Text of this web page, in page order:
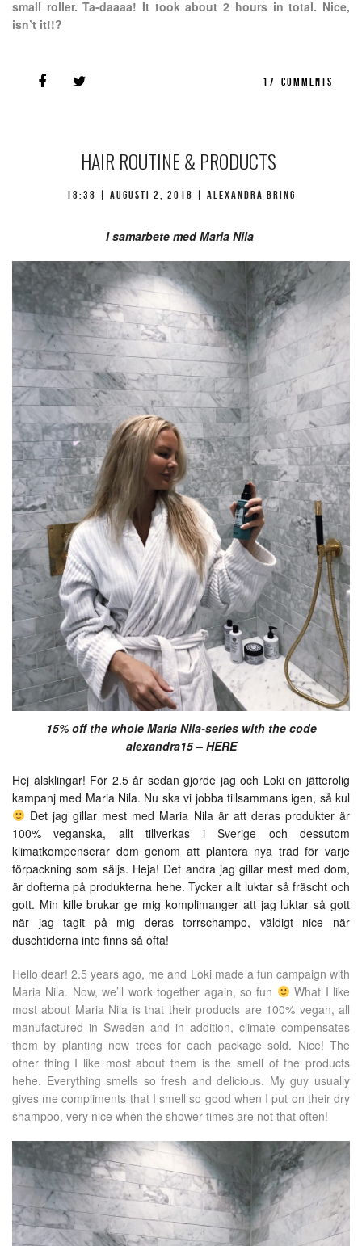
small roller. Ta-daaaa! It took about 2 hours in total. Nice,
isn’t it!!?
17 COMMENTS
HAIR ROUTINE & PRODUCTS
18:38 | augusti 2, 2018 | Alexandra Bring
I samarbete med Maria Nila
15% off the whole Maria Nila-series with the code
alexandra15 – HERE
Hej älsklingar! För 2.5 år sedan gjorde jag och Loki en jätterolig
kampanj med Maria Nila. Nu ska vi jobba tillsammans igen, så kul
Det jag gillar mest med Maria Nila är att deras produkter är
100% veganska, allt tillverkas i Sverige och dessutom
klimatkompenserar dom genom att plantera nya träd för varje
förpackning som säljs. Heja! Det andra jag gillar mest med dom,
är dofterna på produkterna hehe. Tycker allt luktar så fräscht och
gott. Min kille brukar ge mig komplimanger att jag luktar så gott
när jag tagit på mig deras torrschampo, väldigt nice när
duschtiderna inte finns så ofta!
Hello dear! 2.5 years ago, me and Loki made a fun campaign with
Maria Nila. Now, we’ll work together again, so fun
What I like
most about Maria Nila is that their products are 100% vegan, all
manufactured in Sweden and in addition, climate compensates
them by planting new trees for each package sold. Nice! The
other thing I like most about them is the smell of the products
hehe. Everything smells so fresh and delicious. My guy usually
gives me compliments that I smell so good when I put on their dry
shampoo, very nice when the shower times are not that often!